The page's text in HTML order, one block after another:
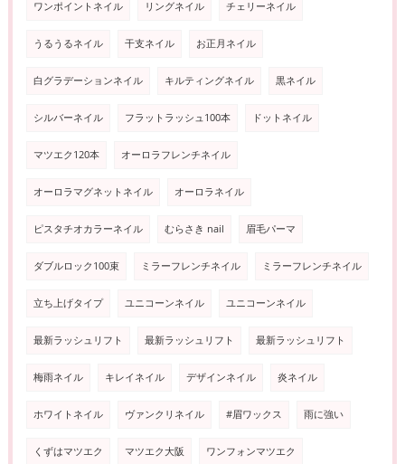
ワンポイントネイル リングネイル チェリーネイル
うるうるネイル 干支ネイル お正月ネイル
白グラデーションネイル キルティングネイル 黒ネイル
シルバーネイル フラットラッシュ100本 ドットネイル
マツエク120本 オーロラフレンチネイル
オーロラマグネットネイル オーロラネイル
ピスタチオカラーネイル むらさき nail 眉毛パーマ
ダブルロック100束 ミラーフレンチネイル ミラーフレンチネイル
立ち上げタイプ ユニコーンネイル ユニコーンネイル
最新ラッシュリフト 最新ラッシュリフト 最新ラッシュリフト
梅雨ネイル キレイネイル デザインネイル 炎ネイル
ホワイトネイル ヴァンクリネイル #眉ワックス 雨に強い
くずはマツエク マツエク大阪 ワンフォンマツエク